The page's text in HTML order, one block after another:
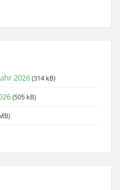
2026(314 kB)
(505 kB)